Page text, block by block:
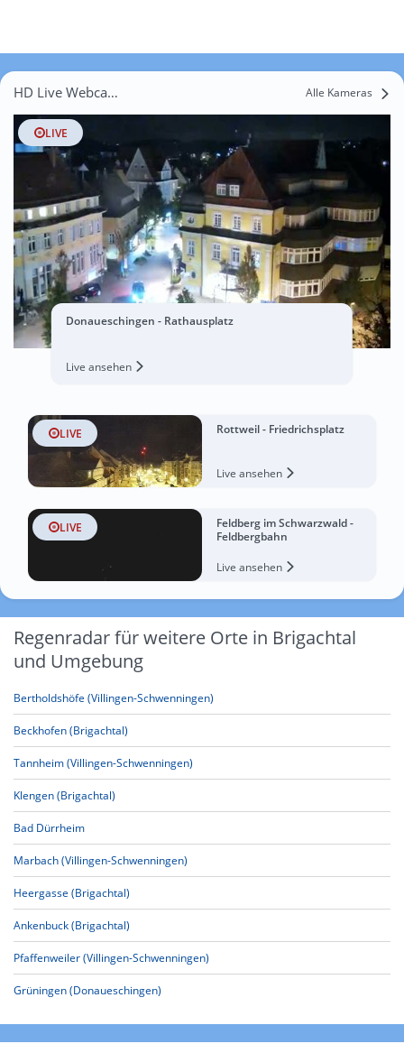
HD Live Webcams Brigachtal Alle Kameras
LIVE
Donaueschingen - Rathausplatz
Live ansehen
LIVE Rottweil - Friedrichsplatz
Live ansehen
LIVE
Feldberg im Schwarzwald -
Feldbergbahn
Live ansehen
Regenradar für weitere Orte in Brigachtal
und Umgebung
Bertholdshöfe (Villingen-Schwenningen)
Beckhofen (Brigachtal)
Tannheim (Villingen-Schwenningen)
Klengen (Brigachtal)
Bad Dürrheim
Marbach (Villingen-Schwenningen)
Heergasse (Brigachtal)
Ankenbuck (Brigachtal)
Pfaffenweiler (Villingen-Schwenningen)
Grüningen (Donaueschingen)